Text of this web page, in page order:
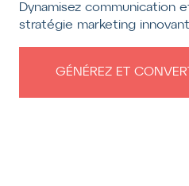
Dynamisez communication
stratégie marketing
GÉNÉREZ ET